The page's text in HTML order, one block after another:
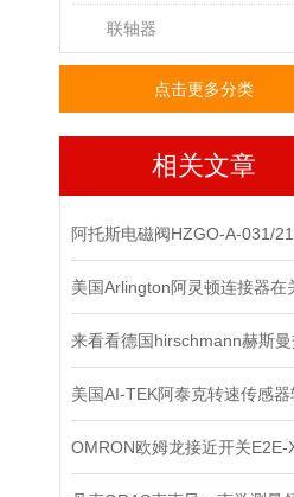
联轴器
点击更多分类
相关文章